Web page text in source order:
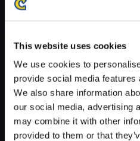
This website uses cookies
We use cookies to
provide social media
We also share information
our social media, advertising
may combine it with other
provided to them or that
※ご購入いただいたファイルの
【単曲
ス サウ
s